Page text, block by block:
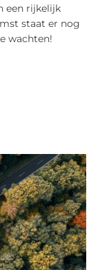
een rijkelijk
staat er nog
wachten!